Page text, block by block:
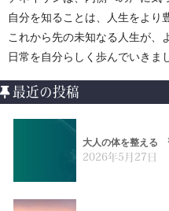
自分を知ることは、人生をより
これから先の未知なる人生が、
日常を自分らしく歩んでいきま
最近の投稿
大人の体を整える
2026年5月27日